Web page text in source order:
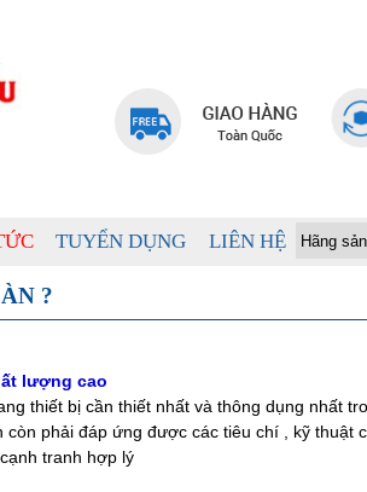
TUYỂN DỤNG LIÊN HỆ
?
lượng cao
thiết bị cần thiết nhất và thông dụng nhất
còn phải đáp ứng được các tiêu chí , kỹ thuật
tranh hợp lý